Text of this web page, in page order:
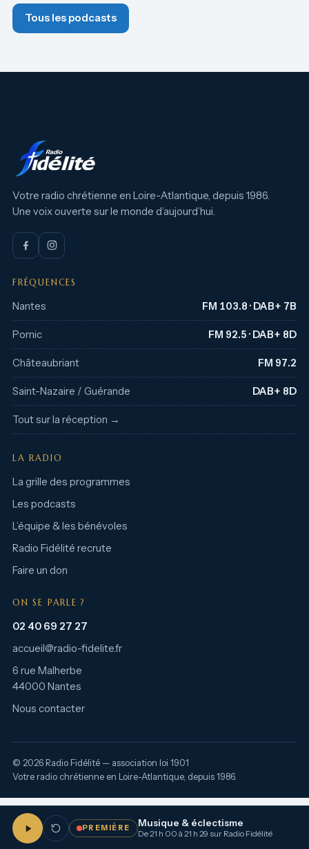
Tous les podcasts
Votre radio chrétienne en Loire-Atlantique, depuis 1986.
Une voix ouverte sur le monde d’aujourd’hui.
FRÉQUENCES
Nantes FM 103.8 · DAB+ 7B
Pornic FM 92.5 · DAB+ 8D
Châteaubriant FM 97.2
Saint-Nazaire / Guérande DAB+ 8D
Tout sur la réception →
LA RADIO
La grille des programmes
Les podcasts
L’équipe & les bénévoles
Radio Fidélité recrute
Faire un don
ON SE PARLE ?
02 40 69 27 27
accueil@radio-fidelite.fr
6 rue Malherbe
44000 Nantes
Nous contacter
© 2026 Radio Fidélité — association loi 1901
Votre radio chrétienne en Loire-Atlantique, depuis 1986.
PREMIÈRE Musique & éclectisme
De 21 h 00 à 21 h 29 sur Radio Fidélité